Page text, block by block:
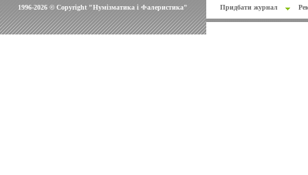
1996-2026 © Copyright "Нумізматика і Фалеристика" Придбати журнал